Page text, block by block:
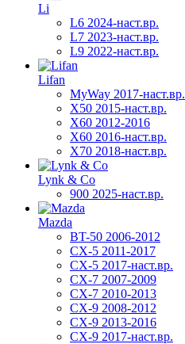
Li
L6 2024-наст.вр.
L7 2023-наст.вр.
L9 2022-наст.вр.
Lifan
MyWay 2017-наст.вр.
X50 2015-наст.вр.
X60 2012-2016
X60 2016-наст.вр.
X70 2018-наст.вр.
Lynk & Co
900 2025-наст.вр.
Mazda
BT-50 2006-2012
CX-5 2011-2017
CX-5 2017-наст.вр.
CX-7 2007-2009
CX-7 2010-2013
CX-9 2008-2012
CX-9 2013-2016
CX-9 2017-наст.вр.